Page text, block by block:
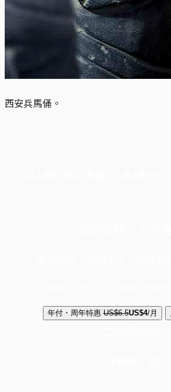
西安兵馬俑。
年付・周年特惠 US$6.5US$4/月